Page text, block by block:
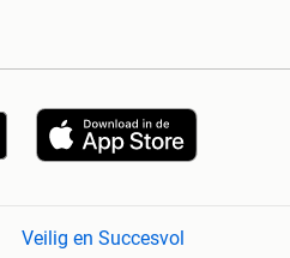
Veilig en Succesvol